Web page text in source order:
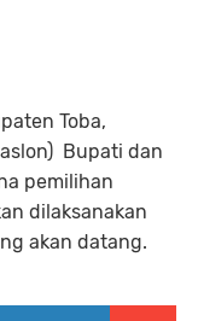
Toba,
Bupati dan
pemilihan
dilaksanakan
akan datang.